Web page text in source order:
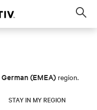
German (EMEA) region.
STAY IN MY REGION